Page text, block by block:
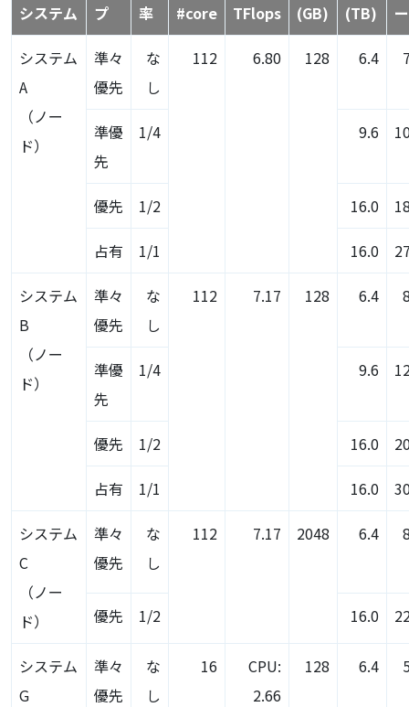
システム
プ
率
#core TFlops
(GB)
(TB)
システム
A
（ノー
ド）
準々
優先
な
し
112 6.80 128 6.4
準優
先
1/4 9.6
優先 1/2 16.0
占有 1/1 16.0
システム
B
（ノー
ド）
準々
優先
な
し
112 7.17 128 6.4
準優
先
1/4 9.6
優先 1/2 16.0
占有 1/1 16.0
システム
C
（ノー
ド）
準々
優先
な
し
112 7.17 2048 6.4
優先 1/2 16.0
システム
G
準々
優先
な
し
16
CPU:
2.66
128 6.4